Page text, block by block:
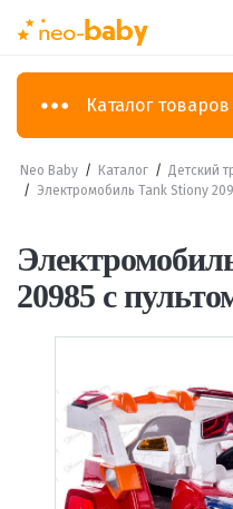
Каталог товаров
Neo Baby / Каталог / Детский
/ Электромобиль Tank Stiony
20985 с